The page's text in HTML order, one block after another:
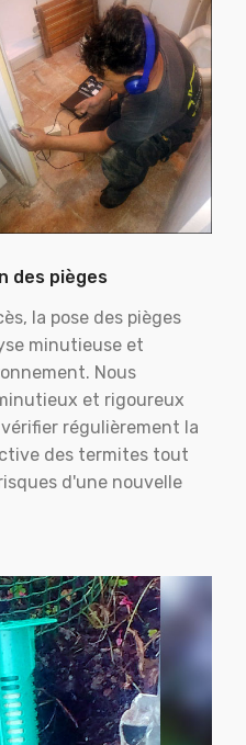
des pièges
la pose des pièges
minutieuse et
Nous
et rigoureux
régulièrement la
des termites tout
d'une nouvelle